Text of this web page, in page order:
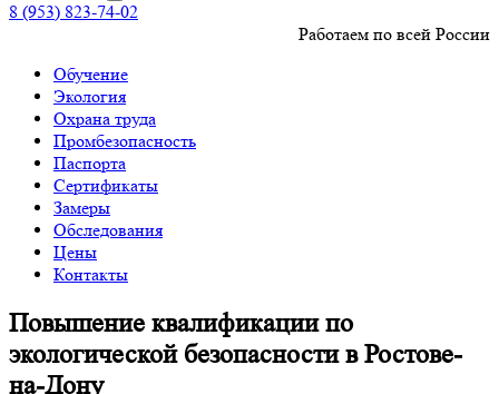
8 (953) 823-74-02
Работаем по всей России
Обучение
Экология
Охрана труда
Промбезопасность
Паспорта
Сертификаты
Замеры
Обследования
Цены
Контакты
Повышение квалификации по
экологической безопасности в Ростове-
на-Дону